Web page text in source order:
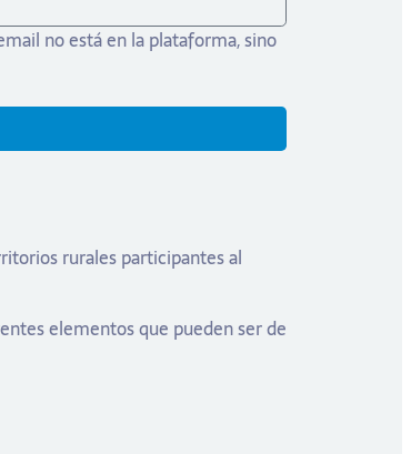
no está en la plataforma, sino
rurales participantes al
elementos que pueden ser de